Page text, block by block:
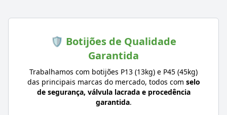
🛡️ Botijões de Qualidade
Garantida
Trabalhamos com botijões P13 (13kg) e P45 (45kg)
das principais marcas do mercado, todos com selo
de segurança, válvula lacrada e procedência
garantida.